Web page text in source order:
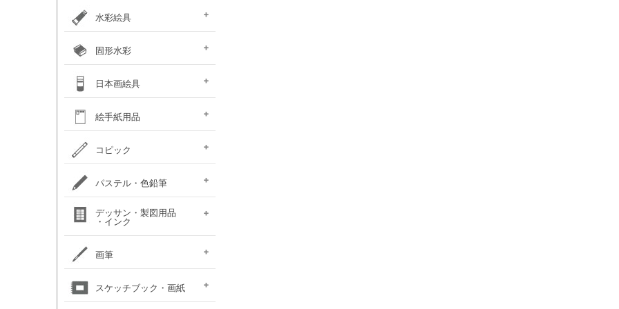
カラー ［イリデッセンス］
ガラスペイント
ベトンペースト
布えのぐ
ステッチカラー
オーブン陶土
水彩絵具
セット
専門家用透明水彩絵具
ハルモニア分離水彩絵具
シングルピグメント
W＆N プロフェッショナル・
ウォーターカラー(PWC)
レンブラント水彩絵具
ゴールデン QoR(コア)
ホルベイン透明水彩絵具
絵具（ガッシュ）
メディウム・他
ダニエルスミス
ターナー・ポスターカラー
水彩道具類
マスク液
固形水彩
ウォーターカラー(PWC)
ウォーターカラー(CWC)
ホルベイン・ケーキカラー
ホルベイン・パンカラー
FINETEC(ファインテック)
ゴールデン QoR(コア)
パール固形水彩絵具
カラー固形水彩
固形透明水彩絵具
固形透明水彩絵具
プチカラー 透明固形水
彩
ダニエルスミス ハーフパ
ン
水彩道具類
日本画絵具
新岩絵具
天然岩絵具
ナカガワ水飛胡粉
吉祥水干絵具
吉祥チューブ水干絵具
吉祥 日本画用顔料
(糊剤・目止め剤)
金泥・銀泥・箔類
顔彩角皿
顔彩鉄鉢
墨彩画セット
日本画墨
日本画道具類
ナカガワ 日本画キット
呉竹 顔彩
絵手紙用品
絵手紙セット
フィス顔彩パレット
顔彩深美
絵手紙用
はがき・絵手紙帳
コピック
コピック スケッチ
コピック チャオ
コピック クラシック
コピック アクレア
ープラス
パステル・色鉛筆
パステルセット
（ハード）
パステルセット
（ソフト）
パンパステル
パステル鉛筆セット
オイルパステル・
クレパス・クレヨン
パステル・色鉛筆
関連用品
色鉛筆セット
水彩色鉛筆セット
チョークアート
デッサン・製図用品
・インク
鉛筆セット
画用木炭
モデル人形
デッサン関連用品
ロットリング
W&N ドローイングインク
画筆
油彩筆セット
油彩用ラウンド（丸筆）
（丸平筆）
油彩用フラット（平筆）
油彩用ファン（扇型）
油絵用刷毛
水彩筆セット
水彩用ラウンド（丸筆）
水彩用フラット（平筆）
（日本画・デザイン用）
（日本画・デザイン用）
（日本画・デザイン用）
（日本画・デザイン用）
（日本画・デザイン用）
（日本画・デザイン用）
（日本画・デザイン用）
（日本画・デザイン用）
化粧筆
絵手紙用筆
スケッチブック・画紙